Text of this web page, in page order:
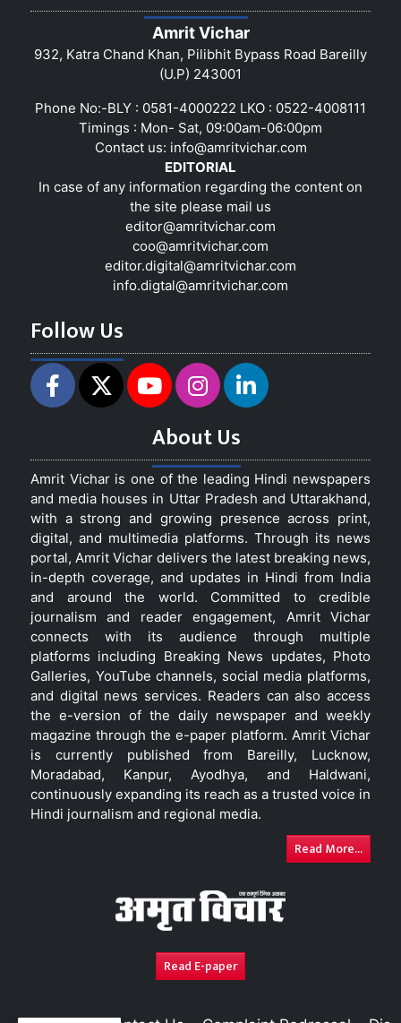
Amrit Vichar
932, Katra Chand Khan, Pilibhit Bypass Road Bareilly
(U.P) 243001
Phone No:-BLY : 0581-4000222 LKO : 0522-4008111
Timings : Mon- Sat, 09:00am-06:00pm
Contact us: info@amritvichar.com
EDITORIAL
In case of any information regarding the content on
the site please mail us
editor@amritvichar.com
coo@amritvichar.com
editor.digital@amritvichar.com
info.digtal@amritvichar.com
Follow Us
About Us
Amrit Vichar is one of the leading Hindi newspapers
and media houses in Uttar Pradesh and Uttarakhand,
with a strong and growing presence across print,
digital, and multimedia platforms. Through its news
portal, Amrit Vichar delivers the latest breaking news,
in-depth coverage, and updates in Hindi from India
and around the world. Committed to credible
journalism and reader engagement, Amrit Vichar
connects with its audience through multiple
platforms including Breaking News updates, Photo
Galleries, YouTube channels, social media platforms,
and digital news services. Readers can also access
the e-version of the daily newspaper and weekly
magazine through the e-paper platform. Amrit Vichar
is currently published from Bareilly, Lucknow,
Moradabad, Kanpur, Ayodhya, and Haldwani,
continuously expanding its reach as a trusted voice in
Hindi journalism and regional media.
Read More...
Read E-paper